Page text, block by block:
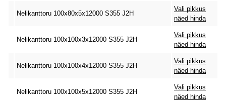
Nelikanttoru 100x80x5x12000 S355 J2H
Vali pikkus
näed hinda
Nelikanttoru 100x100x3x12000 S355 J2H
Vali pikkus
näed hinda
Nelikanttoru 100x100x4x12000 S355 J2H
Vali pikkus
näed hinda
Nelikanttoru 100x100x5x12000 S355 J2H
Vali pikkus
näed hinda